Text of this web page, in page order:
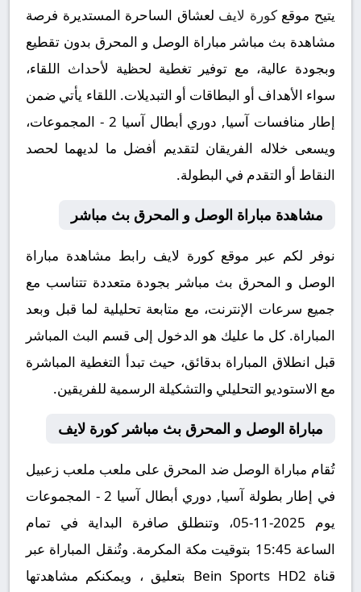
يتيح موقعكورة لايف لعشاق الساحرة المستديرة فرصة
مشاهدة بث مباشر مباراة الوصل و المحرق بدون تقطيع
وبجودة عالية، مع توفير تغطية لحظية لأحداث اللقاء،
سواء الأهداف أو البطاقات أو التبديلات. اللقاء يأتي ضمن
إطار منافسات آسيا, دوري أبطال آسيا 2 - المجموعات،
ويسعى خلاله الفريقان لتقديم أفضل ما لديهما لحصد
النقاط أو التقدم في البطولة.
مشاهدة مباراة الوصل و المحرق بث مباشر
نوفر لكم عبر موقع كورة لايف رابط مشاهدة مباراة
الوصل و المحرق بث مباشر بجودة متعددة تتناسب مع
جميع سرعات الإنترنت، مع متابعة تحليلية لما قبل وبعد
المباراة. كل ما عليك هو الدخول إلى قسم البث المباشر
قبل انطلاق المباراة بدقائق، حيث تبدأ التغطية المباشرة
مع الاستوديو التحليلي والتشكيلة الرسمية للفريقين.
مباراة الوصل و المحرق بث مباشر كورة لايف
تُقام مباراة الوصل ضد المحرق على ملعب ملعب زعبيل
في إطار بطولة آسيا, دوري أبطال آسيا 2 - المجموعات
يوم 2025-11-05، وتنطلق صافرة البداية في تمام
الساعة 15:45 بتوقيت مكة المكرمة. وتُنقل المباراة عبر
قناة Bein Sports HD2 بتعليق ، ويمكنكم مشاهدتها